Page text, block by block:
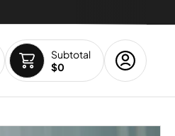
Subtotal
$0